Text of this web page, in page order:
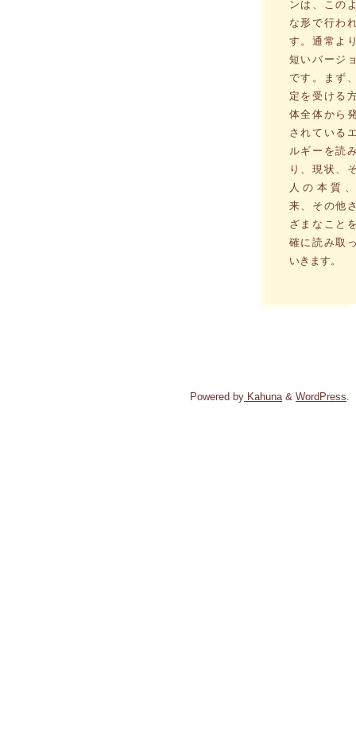
ンは、この
な形で行わ
す。通常よ
短いバージ
です。まず
定を受ける
体全体から
されている
ルギーを読
り、現状、
人の本質
来、その他
ざまなこと
確に読み取
いきます。
Powered by Kahuna& WordPress.